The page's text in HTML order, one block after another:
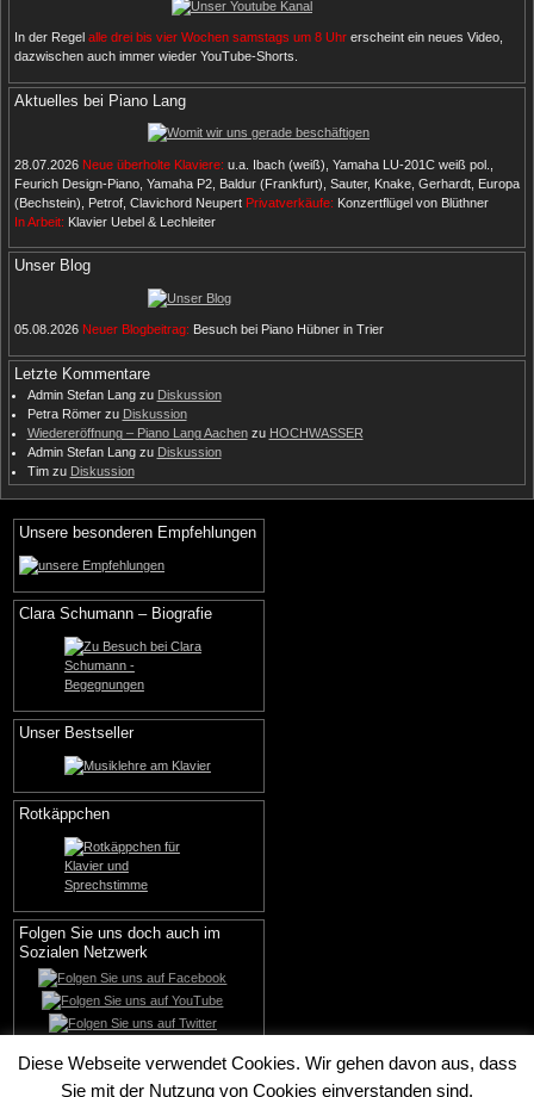
In der Regel alle drei bis vier Wochen samstags um 8 Uhr erscheint ein neues Video,
dazwischen auch immer wieder YouTube-Shorts.
Aktuelles bei Piano Lang
28.07.2026 Neue überholte Klaviere: u.a. Ibach (weiß), Yamaha LU-201C weiß pol.,
Feurich Design-Piano, Yamaha P2, Baldur (Frankfurt), Sauter, Knake, Gerhardt, Europa
(Bechstein), Petrof, Clavichord Neupert Privatverkäufe: Konzertflügel von Blüthner
In Arbeit: Klavier Uebel & Lechleiter
Unser Blog
05.08.2026 Neuer Blogbeitrag: Besuch bei Piano Hübner in Trier
Letzte Kommentare
Admin Stefan Langzu Diskussion
Petra Römerzu Diskussion
Wiedereröffnung – Piano Lang Aachenzu HOCHWASSER
Admin Stefan Langzu Diskussion
Timzu Diskussion
Unsere besonderen Empfehlungen
Clara Schumann – Biografie
Unser Bestseller
Rotkäppchen
Folgen Sie uns doch auch im
Sozialen Netzwerk
Diese Webseite verwendet Cookies. Wir gehen davon aus, dass
Sie mit der Nutzung von Cookies einverstanden sind.